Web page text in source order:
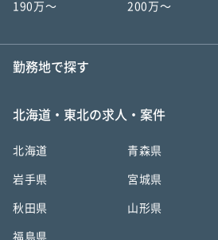
190万〜 200万〜
勤務地で探す
北海道・東北の求人・案件
北海道 青森県
岩手県 宮城県
秋田県 山形県
福島県